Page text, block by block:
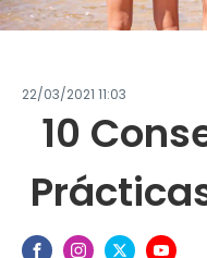
22/03/2021 11:03
10